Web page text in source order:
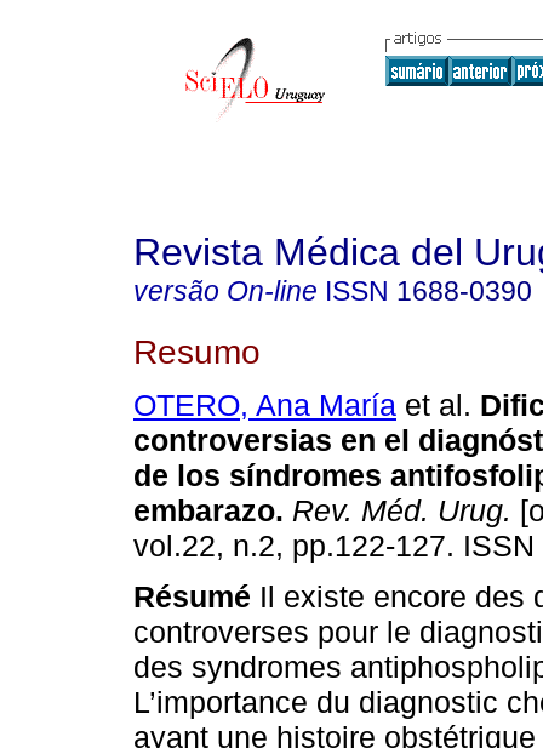
Revista Médica del
versão On-line ISSN 1688-0390
Resumo
OTERO, Ana María et al.
controversias en el
de los síndromes
embarazo. Rev. Méd. Urug.
vol.22, n.2, pp.122-127.
Résumé Il existe encore des
controverses pour le
des syndromes
L’importance du diagnostic
ayant une histoire